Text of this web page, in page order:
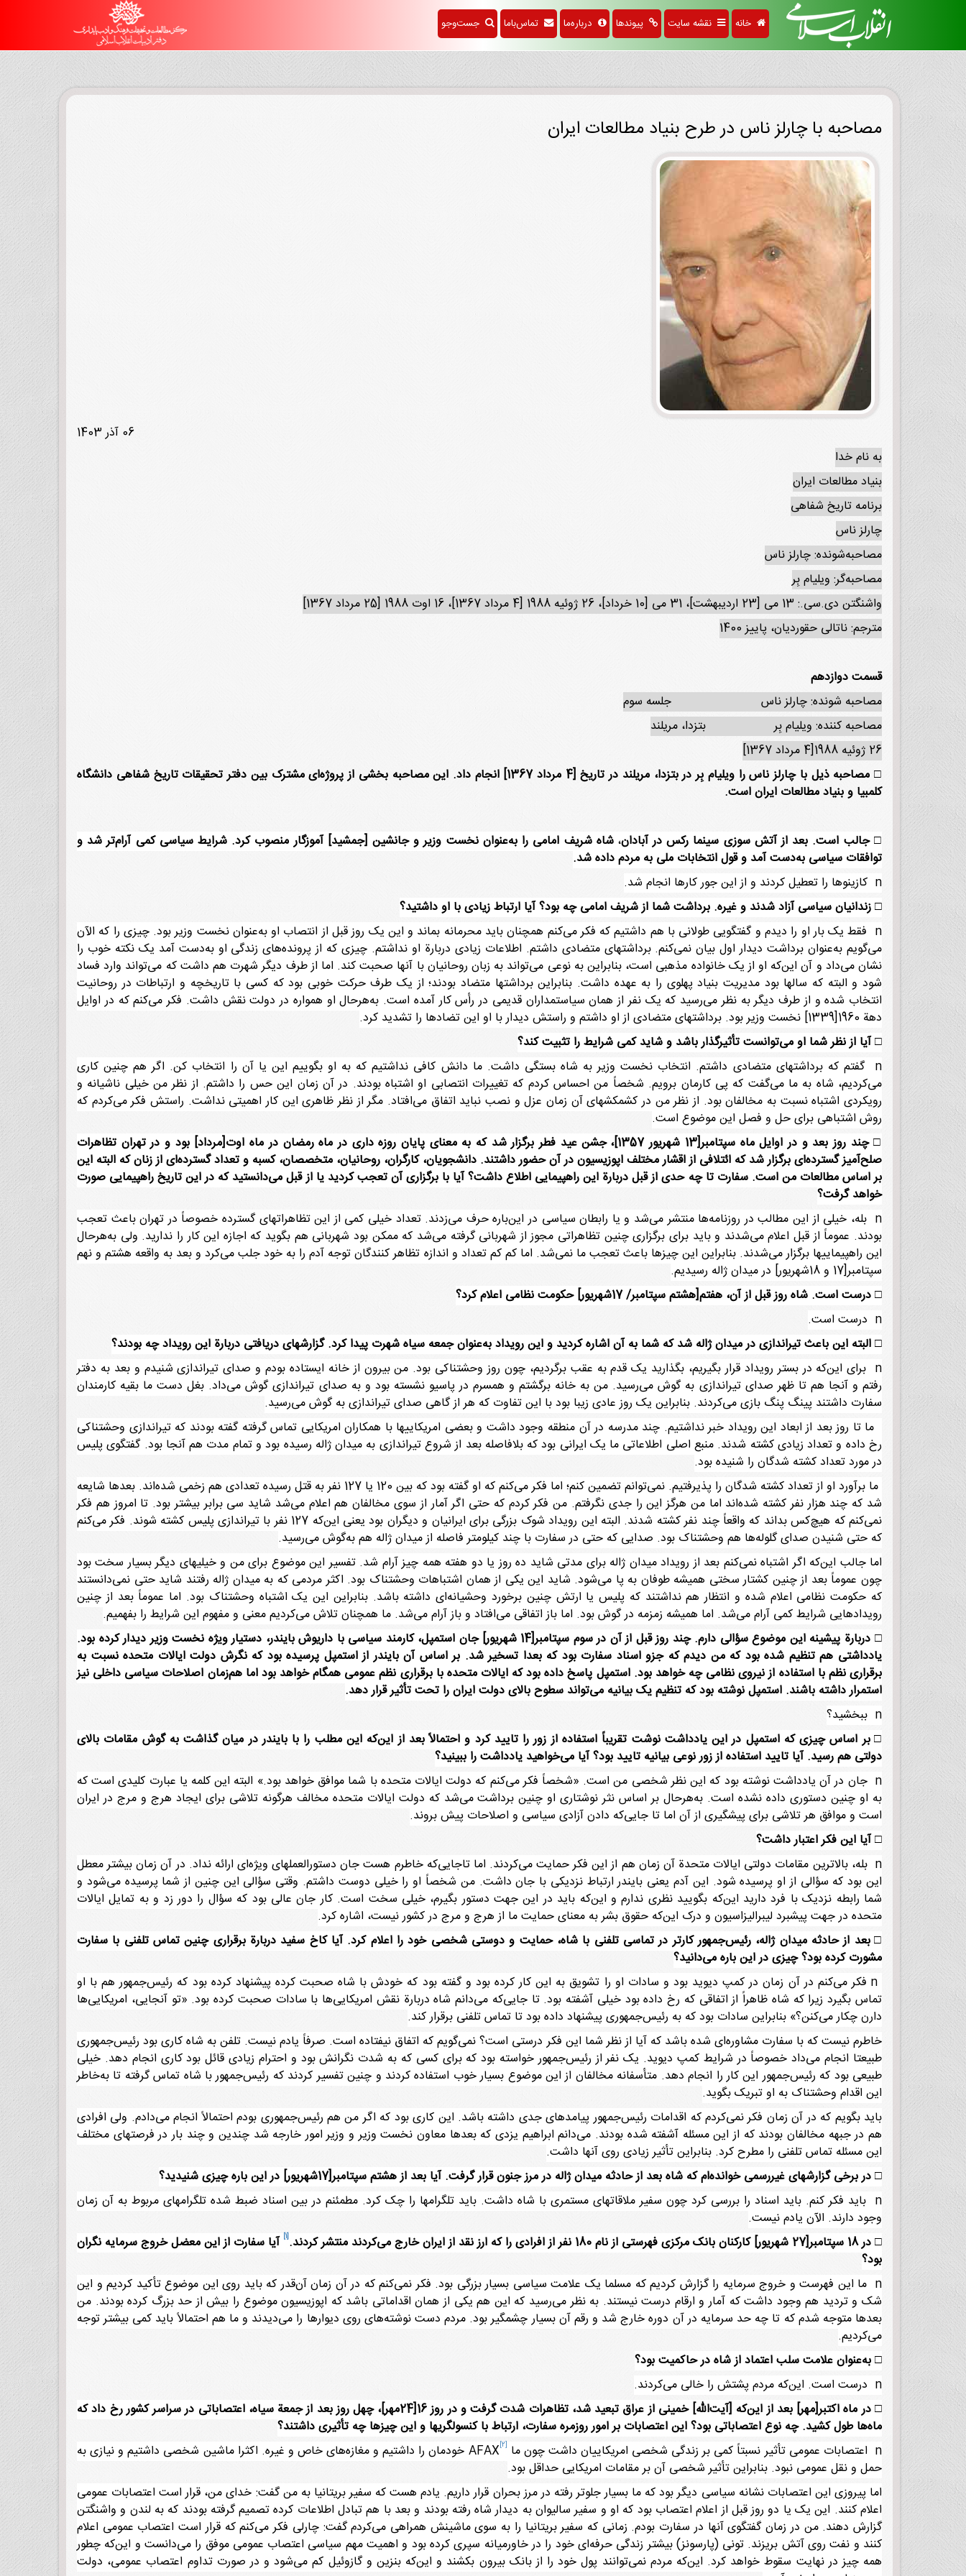
خانه نقشه سایت پیوندها درباره‌ما تماس‌باما جست‌وجو
مصاحبه با چارلز ناس در طرح بنیاد مطالعات ایران
06 آذر 1403
به نام خدا
بنیاد مطالعات ایران
برنامه تاریخ شفاهی
چارلز ناس
مصاحبه‌شونده: چارلز ناس
مصاحبه‌گر: ویلیام بِر
واشنگتن دی.سی.: 13 می [23 اردیبهشت]، 31 می [10 خرداد]، 26 ژوئیه 1988 [4 مرداد 1367]، 16 اوت 1988 [25 مرداد 1367]
مترجم: ناتالی حقوردیان، پاییز 1400
قسمت دوازدهم
مصاحبه شونده: چارلز ناس جلسه سوم
مصاحبه کننده: ویلیام بِر بتزدا، مریلند
26 ژوئیه 1988[4 مرداد 1367]
□
مصاحبه ذیل با چارلز ناس را ویلیام بِر در بتزدا، مریلند در تاریخ [4 مرداد 1367] انجام داد. این مصاحبه بخشی از پروژه‌ای مشترک بین دفتر تحقیقات تاریخ شفاهی دانشگاه
کلمبیا و بنیاد مطالعات ایران است.
□جالب است. بعد از آتش سوزی سینما رکس در آبادان، شاه شریف امامی را به‌عنوان نخست وزیر و جانشین [جمشید] آموزگار منصوب کرد. شرایط سیاسی کمی آرام‌تر شد و
توافقات سیاسی به‌دست آمد و قول انتخابات ملی به مردم داده شد.
n کازینوها را تعطیل کردند و از این جور کارها انجام شد.
□زندانیان سیاسی آزاد شدند و غیره. برداشت شما از شریف امامی چه بود؟ آیا ارتباط زیادی با او داشتید؟
n فقط یک بار او را دیدم و گفتگویی طولانی با هم داشتیم که فکر می‌کنم همچنان باید محرمانه بماند و این یک روز قبل از انتصاب او به‌عنوان نخست وزیر بود. چیزی را که الآن
می‌گویم به‌عنوان برداشت دیدار اول بیان نمی‌کنم. برداشتهای متضادی داشتم. اطلاعات زیادی دربارة او نداشتم. چیزی که از پرونده‌های زندگی او به‌دست آمد یک نکته خوب را
نشان می‌داد و آن این‌که او از یک خانواده مذهبی است، بنابراین به نوعی می‌تواند به زبان روحانیان با آنها صحبت کند. اما از طرف دیگر شهرت هم داشت که می‌تواند وارد فساد
شود و البته که سالها بود مدیریت بنیاد پهلوی را به عهده داشت. بنابراین برداشتها متضاد بودند؛ از یک طرف حرکت خوبی بود که کسی با تاریخچه و ارتباطات در روحانیت
انتخاب شده و از طرف دیگر به نظر می‌رسید که یک نفر از همان سیاستمداران قدیمی در رأس کار آمده است. به‌هرحال او همواره در دولت نقش داشت. فکر می‌کنم که در اوایل
دهة 1960[1339] نخست وزیر بود. برداشتهای متضادی از او داشتم و راستش دیدار با او این تضادها را تشدید کرد.
□آیا از نظر شما او می‌توانست تأثیرگذار باشد و شاید کمی شرایط را تثبیت کند؟
n گفتم که برداشتهای متضادی داشتم. انتخاب نخست وزیر به شاه بستگی داشت. ما دانش کافی نداشتیم که به او بگوییم این یا آن را انتخاب کن. اگر هم چنین کاری
می‌کردیم، شاه به ما می‌گفت که پی کارمان برویم. شخصاً من احساس کردم که تغییرات انتصابی او اشتباه بودند. در آن زمان این حس را داشتم. از نظر من خیلی ناشیانه و
رویکردی اشتباه نسبت به مخالفان بود. از نظر من در کشمکشهای آن زمان عزل و نصب نباید اتفاق می‌افتاد. مگر از نظر ظاهری این کار اهمیتی نداشت. راستش فکر می‌کردم که
روش اشتباهی برای حل و فصل این موضوع است.
□
چند روز بعد و در اوایل ماه سپتامبر[13 شهریور 1357]، جشن عید فطر برگزار شد که به معنای پایان روزه داری در ماه رمضان در ماه اوت[مرداد] بود و در تهران تظاهرات
صلح‌آمیز گسترده‌ای برگزار شد که ائتلافی از اقشار مختلف اپوزیسیون در آن حضور داشتند. دانشجویان، کارگران، روحانیان، متخصصان، کسبه و تعداد گسترده‌ای از زنان که البته این
بر اساس مطالعات من است. سفارت تا چه حدی از قبل دربارة این راهپیمایی اطلاع داشت؟ آیا با برگزاری آن تعجب کردید یا از قبل می‌دانستید که در این تاریخ راهپیمایی صورت
خواهد گرفت؟
n بله، خیلی از این مطالب در روزنامه‌ها منتشر می‌شد و یا رابطان سیاسی در این‌باره حرف می‌زدند. تعداد خیلی کمی از این تظاهراتهای گسترده خصوصاً در تهران باعث تعجب
بودند. عموماً از قبل اعلام می‌شدند و باید برای برگزاری چنین تظاهراتی مجوز از شهربانی گرفته می‌شد که ممکن بود شهربانی هم بگوید که اجازه این کار را ندارید. ولی به‌هرحال
این راهپیماییها برگزار می‌شدند. بنابراین این چیزها باعث تعجب ما نمی‌شد. اما کم کم تعداد و اندازه تظاهر کنندگان توجه آدم را به خود جلب می‌کرد و بعد به واقعه هشتم و نهم
سپتامبر[17 و 18شهریور] در میدان ژاله رسیدیم.
□درست است. شاه روز قبل از آن، هفتم[هشتم سپتامبر/ 17شهریور] حکومت نظامی اعلام کرد؟
n درست است.
□البته این باعث تیراندازی در میدان ژاله شد که شما به آن اشاره کردید و این رویداد به‌عنوان جمعه سیاه شهرت پیدا کرد. گزارشهای دریافتی دربارة این رویداد چه بودند؟
n برای این‌که در بستر رویداد قرار بگیریم، بگذارید یک قدم به عقب برگردیم، چون روز وحشتناکی بود. من بیرون از خانه ایستاده بودم و صدای تیراندازی شنیدم و بعد به دفتر
رفتم و آنجا هم تا ظهر صدای تیراندازی به گوش می‌رسید. من به خانه برگشتم و همسرم در پاسیو نشسته بود و به صدای تیراندازی گوش می‌داد. بغل دست ما بقیه کارمندان
سفارت داشتند پینگ پنگ بازی می‌کردند. بنابراین یک روز عادی زیبا بود با این تفاوت که هر از گاهی صدای تیراندازی به گوش می‌رسید.
ما تا روز بعد از ابعاد این رویداد خبر نداشتیم. چند مدرسه در آن منطقه وجود داشت و بعضی امریکاییها با همکاران امریکایی تماس گرفته گفته بودند که تیراندازی وحشتناکی
رخ داده و تعداد زیادی کشته شدند. منبع اصلی اطلاعاتی ما یک ایرانی بود که بلافاصله بعد از شروع تیراندازی به میدان ژاله رسیده بود و تمام مدت هم آنجا بود. گفتگوی پلیس
در مورد تعداد کشته شدگان را شنیده بود.
ما برآورد او از تعداد کشته شدگان را پذیرفتیم. نمی‌توانم تضمین کنم؛ اما فکر می‌کنم که او گفته بود که بین 120 یا 127 نفر به قتل رسیده تعدادی هم زخمی شده‌اند. بعدها شایعه
شد که چند هزار نفر کشته شده‌اند اما من هرگز این را جدی نگرفتم. من فکر کردم که حتی اگر آمار از سوی مخالفان هم اعلام می‌شد شاید سی برابر بیشتر بود. تا امروز هم فکر
نمی‌کنم که هیچ‌کس بداند که واقعاً چند نفر کشته شدند. البته این رویداد شوک بزرگی برای ایرانیان و دیگران بود یعنی این‌که 127 نفر با تیراندازی پلیس کشته شوند. فکر می‌کنم
که حتی شنیدن صدای گلوله‌ها هم وحشتناک بود. صدایی که حتی در سفارت با چند کیلومتر فاصله از میدان ژاله هم به‌گوش می‌رسید.
اما جالب این‌که اگر اشتباه نمی‌کنم بعد از رویداد میدان ژاله برای مدتی شاید ده روز یا دو هفته همه چیز آرام شد. تفسیر این موضوع برای من و خیلیهای دیگر بسیار سخت بود
چون عموماً بعد از چنین کشتار سختی همیشه طوفان به پا می‌شود. شاید این یکی از همان اشتباهات وحشتناک بود. اکثر مردمی که به میدان ژاله رفتند شاید حتی نمی‌دانستند
که حکومت نظامی اعلام شده و انتظار هم نداشتند که پلیس یا ارتش چنین برخورد وحشیانه‌ای داشته باشد. بنابراین این یک اشتباه وحشتناک بود. اما عموماً بعد از چنین
رویدادهایی شرایط کمی آرام می‌شد. اما همیشه زمزمه در گوش بود. اما باز اتفاقی می‌افتاد و باز آرام می‌شد. ما همچنان تلاش می‌کردیم معنی و مفهوم این شرایط را بفهمیم.
□
دربارة پیشینه این موضوع سؤالی دارم. چند روز قبل از آن در سوم سپتامبر[14 شهریور] جان استمپل، کارمند سیاسی با داریوش بایندر، دستیار ویژه نخست وزیر دیدار کرده بود.
یادداشتی هم تنظیم شده بود که من دیدم که جزو اسناد سفارت بود که بعدا تسخیر شد. بر اساس آن بایندر از استمپل پرسیده بود که نگرش دولت ایالات متحده نسبت به
برقراری نظم با استفاده از نیروی نظامی چه خواهد بود. استمپل پاسخ داده بود که ایالات متحده با برقراری نظم عمومی همگام خواهد بود اما هم‌زمان اصلاحات سیاسی داخلی نیز
استمرار داشته باشند. استمپل نوشته بود که تنظیم یک بیانیه می‌تواند سطوح بالای دولت ایران را تحت تأثیر قرار دهد.
n ببخشید؟
□بر اساس چیزی که استمپل در این یادداشت نوشت تقریباً استفاده از زور را تایید کرد و احتمالاً بعد از این‌که این مطلب را با بایندر در میان گذاشت به گوش مقامات بالای
دولتی هم رسید. آیا تایید استفاده از زور نوعی بیانیه تایید بود؟ آیا می‌خواهید یادداشت را ببینید؟
n جان در آن یادداشت نوشته بود که این نظر شخصی من است. «شخصاً فکر می‌کنم که دولت ایالات متحده با شما موافق خواهد بود.» البته این کلمه یا عبارت کلیدی است که
به او چنین دستوری داده نشده است. به‌هرحال بر اساس نثر نوشتاری او چنین برداشت می‌شد که دولت ایالات متحده مخالف هرگونه تلاشی برای ایجاد هرج و مرج در ایران
است و موافق هر تلاشی برای پیشگیری از آن اما تا جایی‌که دادن آزادی سیاسی و اصلاحات پیش بروند.
□آیا این فکر اعتبار داشت؟
n بله، بالاترین مقامات دولتی ایالات متحدة آن زمان هم از این فکر حمایت می‌کردند. اما تاجایی‌که خاطرم هست جان دستورالعملهای ویژه‌ای ارائه نداد. در آن زمان بیشتر معطل
این بود که سؤالی از او پرسیده شود. این آدم یعنی بایندر ارتباط نزدیکی با جان داشت. من شخصاً‌ او را خیلی دوست داشتم. وقتی سؤالی این چنین از شما پرسیده می‌شود و
شما رابطه نزدیک با فرد دارید این‌که بگویید نظری ندارم و این‌که باید در این جهت دستور بگیرم، خیلی سخت است. کار جان عالی بود که سؤال را دور زد و به تمایل ایالات
متحده در جهت پیشبرد لیبرالیزاسیون و درک این‌که حقوق بشر به معنای حمایت ما از هرج و مرج در کشور نیست، اشاره کرد.
□بعد از حادثه میدان ژاله، رئیس‌جمهور کارتر در تماسی تلفنی با شاه، حمایت و دوستی شخصی خود را اعلام کرد. آیا کاخ سفید دربارة برقراری چنین تماس تلفنی با سفارت
مشورت کرده بود؟ چیزی در این باره می‌دانید؟
n فکر می‌کنم در آن زمان در کمپ دیوید بود و سادات او را تشویق به این کار کرده بود و گفته بود که خودش با شاه صحبت کرده پیشنهاد کرده بود که رئیس‌جمهور هم با او
تماس بگیرد زیرا که شاه ظاهراً از اتفاقی که رخ داده بود خیلی آشفته بود. تا جایی‌که می‌دانم شاه دربارة نقش امریکایی‌ها با سادات صحبت کرده بود. «تو آنجایی، امریکایی‌ها
دارن چکار می‌کنن؟» بنابراین سادات بود که به رئیس‌جمهوری پیشنهاد داده بود تا تماس تلفنی برقرار کند.
خاطرم نیست که با سفارت مشاوره‌ای شده باشد که آیا از نظر شما این فکر درستی است؟ نمی‌گویم که اتفاق نیفتاده است. صرفاً یادم نیست. تلفن به شاه کاری بود رئیس‌جمهوری
طبیعتا انجام می‌داد خصوصاً در شرایط کمپ دیوید. یک نفر از رئیس‌جمهور خواسته بود که برای کسی که به شدت نگرانش بود و احترام زیادی قائل بود کاری انجام دهد. خیلی
طبیعی بود که رئیس‌جمهور این کار را انجام دهد. متأسفانه مخالفان از این موضوع بسیار خوب استفاده کردند و چنین تفسیر کردند که رئیس‌جمهور با شاه تماس گرفته تا به‌خاطر
این اقدام وحشتناک به او تبریک بگوید.
باید بگویم که در آن زمان فکر نمی‌کردم که اقدامات رئیس‌جمهور پیامدهای جدی داشته باشد. این کاری بود که اگر من هم رئیس‌جمهوری بودم احتمالاً انجام می‌دادم. ولی افرادی
هم در جبهه مخالفان بودند که از این مسئله آشفته شده بودند. می‌دانم ابراهیم یزدی که بعدها معاون نخست وزیر و وزیر امور خارجه شد چندین و چند بار در فرصتهای مختلف
این مسئله تماس تلفنی را مطرح کرد. بنابراین تأثیر زیادی روی آنها داشت.
□در برخی گزارشهای غیررسمی خوانده‌ام که شاه بعد از حادثه میدان ژاله در مرز جنون قرار گرفت. آیا بعد از هشتم سپتامبر[17شهریور] در این باره چیزی شنیدید؟
n باید فکر کنم. باید اسناد را بررسی کرد چون سفیر ملاقاتهای مستمری با شاه داشت. باید تلگرامها را چک کرد. مطمئنم در بین اسناد ضبط شده تلگرامهای مربوط به آن زمان
وجود دارند. الآن یادم نیست.
□در 18 سپتامبر[27 شهریور] کارکنان بانک مرکزی فهرستی از نام 180 نفر از افرادی را که ارز نقد از ایران خارج می‌کردند منتشر کردند. [1]
آیا سفارت از این معضل خروج سرمایه نگران
بود؟
n ما این فهرست و خروج سرمایه را گزارش کردیم که مسلما یک علامت سیاسی بسیار بزرگی بود. فکر نمی‌کنم که در آن زمان آن‌قدر که باید روی این موضوع تأکید کردیم و این
شک و تردید هم وجود داشت که آمار و ارقام درست نیستند. به نظر می‌رسید که این هم یکی از همان اقداماتی باشد که اپوزیسیون موضوع را بیش از حد بزرگ کرده بودند. من
بعدها متوجه شدم که تا چه حد سرمایه در آن دوره خارج شد و رقم آن بسیار چشمگیر بود. مردم دست نوشته‌های روی دیوارها را می‌دیدند و ما هم احتمالاً باید کمی بیشتر توجه
می‌کردیم.
□به‌عنوان علامت سلب اعتماد از شاه در حاکمیت بود؟
n درست است. این‌که مردم پشتش را خالی می‌کردند.
□
در ماه اکتبر[مهر] بعد از این‌که [آیت‌الله] خمینی از عراق تبعید شد، تظاهرات شدت گرفت و در روز 16[24مهر]، چهل روز بعد از جمعة سیاه، اعتصاباتی در سراسر کشور رخ داد که
ماه‌ها طول کشید. چه نوع اعتصاباتی بود؟ این اعتصابات بر امور روزمره سفارت، ارتباط با کنسولگریها و این چیزها چه تأثیری داشتند؟
n اعتصابات عمومی تأثیر نسبتاً کمی بر زندگی شخصی امریکاییان داشت چون ما AFAX
[2]
خودمان را داشتیم و مغازه‌های خاص و غیره. اکثرا ماشین شخصی داشتیم و نیازی به
حمل و نقل عمومی نبود. بنابراین تأثیر شخصی آن بر مقامات امریکایی حداقل بود.
اما پیروزی این اعتصابات نشانه سیاسی دیگر بود که ما بسیار جلوتر رفته در مرز بحران قرار داریم. یادم هست که سفیر بریتانیا به من گفت: خدای من، قرار است اعتصابات عمومی
اعلام کنند. این یک یا دو روز قبل از اعلام اعتصاب بود که او و سفیر سالیوان به دیدار شاه رفته بودند و بعد با هم تبادل اطلاعات کرده تصمیم گرفته بودند که به لندن و واشنگتن
گزارش دهند. من در زمان گفتگوی آنها در سفارت بودم. زمانی که سفیر بریتانیا را به سوی ماشینش همراهی می‌کردم گفت: چارلی فکر می‌کنم که قرار است اعتصاب عمومی اعلام
کنند و نفت روی آتش بریزند. تونی (پارسونز) بیشتر زندگی حرفه‌ای خود را در خاورمیانه سپری کرده بود و اهمیت مهم سیاسی اعتصاب عمومی موفق را می‌دانست و این‌که چطور
همه چیز در نهایت سقوط خواهد کرد. این‌که مردم نمی‌توانند پول خود را از بانک بیرون بکشند و این‌که بنزین و گازوئیل کم می‌شود و در صورت تداوم اعتصاب عمومی، دولت